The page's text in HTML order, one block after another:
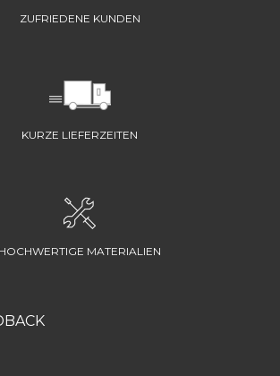
ZUFRIEDENE KUNDEN
KURZE LIEFERZEITEN
HOCHWERTIGE MATERIALIEN